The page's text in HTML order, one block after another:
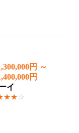
円 ～
円
イ
☆